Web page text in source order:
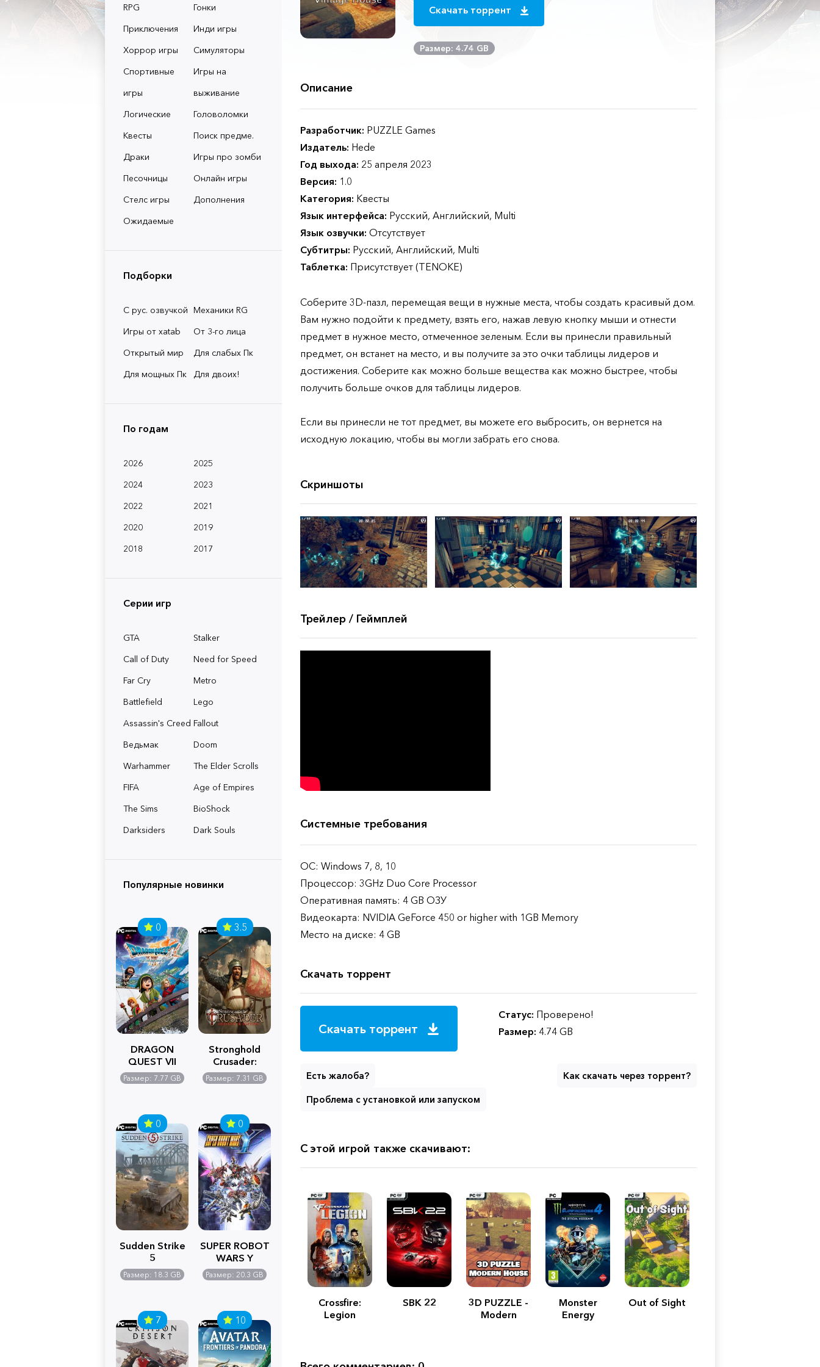
RPG
Гонки
Приключения
Инди игры
Хоррор игры
Симуляторы
Спортивные
игры
Игры на
выживание
Логические
Головоломки
Квесты
Поиск предме.
Драки
Игры про зомби
Песочницы
Онлайн игры
Стелс игры
Дополнения
Ожидаемые
Подборки
С рус. озвучкой Механики RG
Игры от xatab
От 3-го лица
Открытый мир
Для слабых Пк
Для мощных Пк
Для двоих!
По годам
2026
2025
2024
2023
2022
2021
2020
2019
2018
2017
Серии игр
GTA
Stalker
Call of Duty
Need for Speed
Far Cry
Metro
Battlefield
Lego
Assassin's Creed Fallout
Ведьмак
Doom
Warhammer
The Elder Scrolls
FIFA
Age of Empires
The Sims
BioShock
Darksiders
Dark Souls
Популярные новинки
0
DRAGON
QUEST VII
Reimagined
Размер: 7.77 GB
3.5
Stronghold
Crusader:
Definitive
Edition
Размер: 7.31 GB
0
Sudden Strike
5
Размер: 18.3 GB
0
SUPER ROBOT
WARS Y
Размер: 20.3 GB
7 10
Скачать торрент
Размер: 4.74 GB
Описание
Разработчик: PUZZLE Games
Издатель: Hede
Год выхода: 25 апреля 2023
Версия: 1.0
Категория: Квесты
Язык интерфейса: Русский, Английский, Multi
Язык озвучки: Отсутствует
Субтитры: Русский, Английский, Multi
Таблетка: Присутствует (TENOKE)
Соберите 3D-пазл, перемещая вещи в нужные места, чтобы создать красивый дом.
Вам нужно подойти к предмету, взять его, нажав левую кнопку мыши и отнести
предмет в нужное место, отмеченное зеленым. Если вы принесли правильный
предмет, он встанет на место, и вы получите за это очки таблицы лидеров и
достижения. Соберите как можно больше вещества как можно быстрее, чтобы
получить больше очков для таблицы лидеров.
Если вы принесли не тот предмет, вы можете его выбросить, он вернется на
исходную локацию, чтобы вы могли забрать его снова.
Скриншоты
Трейлер / Геймплей
Системные требования
ОС: Windows 7, 8, 10
Процессор: 3GHz Duo Core Processor
Оперативная память: 4 GB ОЗУ
Видеокарта: NVIDIA GeForce 450 or higher with 1GB Memory
Место на диске: 4 GB
Скачать торрент
Скачать торрент
Статус: Проверено!
Размер: 4.74 GB
Есть жалоба? Как скачать через торрент?
Проблема с установкой или запуском
С этой игрой также скачивают:
Crossfire:
Legion
SBK 22
3D PUZZLE -
Modern
Monster
Energy
Out of Sight